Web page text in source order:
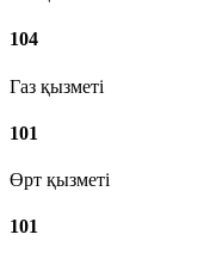
104
Газ қызметі
101
Өрт қызметі
101